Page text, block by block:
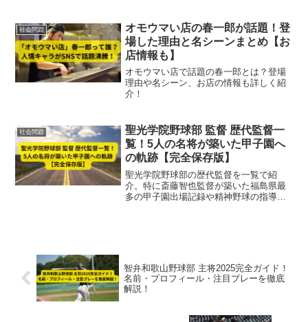
復帰の兆し、家族との関係について詳し
くまとめました。
社会問題
オモウマい店の春一郎が話題！登
場した理由と名シーンまとめ【お
店情報も】
オモウマい店で話題の春一郎とは？登場
理由や名シーン、お店の情報も詳しく紹
介！
社会問題
聖光学院野球部 監督 歴代監督一
覧！5人の名将が築いた甲子園へ
の軌跡【完全保存版】
聖光学院野球部の歴代監督を一覧で紹
介。特に斎藤智也監督が築いた福島県最
多の甲子園出場記録や精神野球の指導哲
智弁和歌山野球部 主将2025完全ガイド！
名前・プロフィール・注目プレーを徹底
解説！